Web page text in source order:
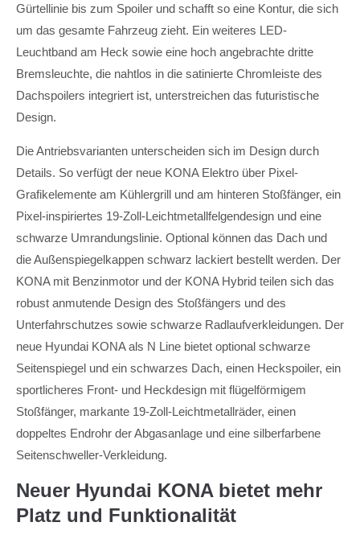
Gürtellinie bis zum Spoiler und schafft so eine Kontur, die sich
um das gesamte Fahrzeug zieht. Ein weiteres LED-
Leuchtband am Heck sowie eine hoch angebrachte dritte
Bremsleuchte, die nahtlos in die satinierte Chromleiste des
Dachspoilers integriert ist, unterstreichen das futuristische
Design.
Die Antriebsvarianten unterscheiden sich im Design durch
Details. So verfügt der neue KONA Elektro über Pixel-
Grafikelemente am Kühlergrill und am hinteren Stoßfänger, ein
Pixel-inspiriertes 19-Zoll-Leichtmetallfelgendesign und eine
schwarze Umrandungslinie. Optional können das Dach und
die Außenspiegelkappen schwarz lackiert bestellt werden. Der
KONA mit Benzinmotor und der KONA Hybrid teilen sich das
robust anmutende Design des Stoßfängers und des
Unterfahrschutzes sowie schwarze Radlaufverkleidungen. Der
neue Hyundai KONA als N Line bietet optional schwarze
Seitenspiegel und ein schwarzes Dach, einen Heckspoiler, ein
sportlicheres Front- und Heckdesign mit flügelförmigem
Stoßfänger, markante 19-Zoll-Leichtmetallräder, einen
doppeltes Endrohr der Abgasanlage und eine silberfarbene
Seitenschweller-Verkleidung.
Neuer Hyundai KONA bietet mehr
Platz und Funktionalität